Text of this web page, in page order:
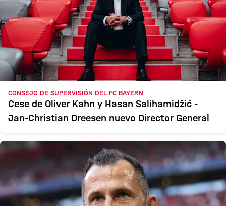
CONSEJO DE SUPERVISIÓN DEL FC BAYERN
Cese de Oliver Kahn y Hasan Salihamidžić -
Jan-Christian Dreesen nuevo Director General